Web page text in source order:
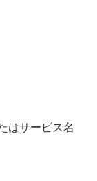
はサービス名